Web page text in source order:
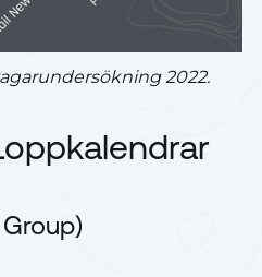
2022.